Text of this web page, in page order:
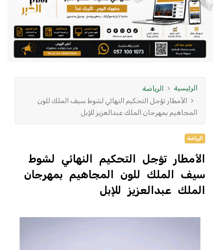
الرئيسية
الرياضة
الأمطار تؤجل التحكيم النهائي لشوط سيف الملك للون
المجاهيم بمهرجان الملك عبدالعزيز للإبل
الرياضة
الأمطار تؤجل التحكيم النهائي لشوط
سيف الملك للون المجاهيم بمهرجان
الملك عبدالعزيز للإبل